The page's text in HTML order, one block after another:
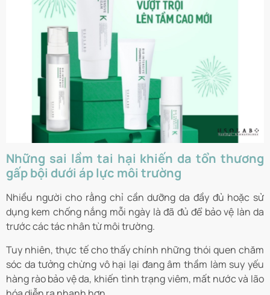
Những sai lầm tai hại khiến da tổn thương
gấp bội dưới áp lực môi trường
Nhiều người cho rằng chỉ cần dưỡng da đầy đủ hoặc sử
dụng kem chống nắng mỗi ngày là đã đủ để bảo vệ làn da
trước các tác nhân từ môi trường.
Tuy nhiên, thực tế cho thấy chính những thói quen chăm
sóc da tưởng chừng vô hại lại đang âm thầm làm suy yếu
hàng rào bảo vệ da, khiến tình trạng viêm, mất nước và lão